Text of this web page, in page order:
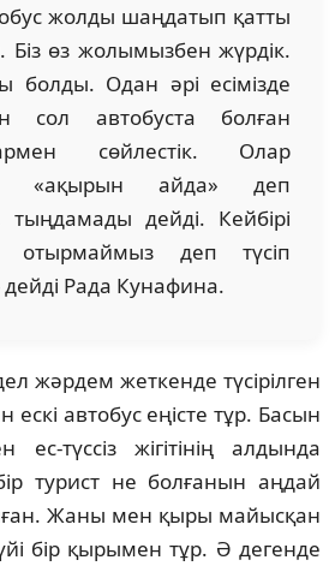
жолды шаңдатып қатты
Біз өз жолымызбен жүрдік.
болды. Одан әрі есімізде
сол автобуста болған
сөйлестік. Олар
«ақырын айда» деп
тыңдамады дейді. Кейбірі
отырмаймыз деп түсіп
Рада Кунафина.
жәрдем жеткенде түсірілген
ескі автобус еңісте тұр. Басын
ес-түссіз жігітінің алдында
турист не болғанын аңдай
Жаны мен қыры майысқан
бір қырымен тұр. Ә дегенде